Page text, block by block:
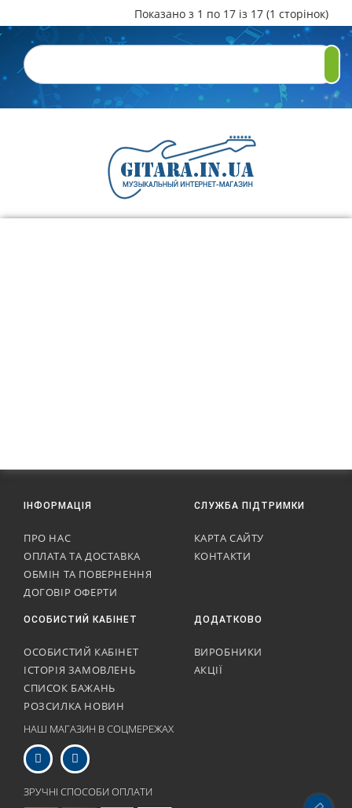
Показано з 1 по 17 із 17 (1 сторінок)
ІНФОРМАЦІЯ
ПРО НАС
ОПЛАТА ТА ДОСТАВКА
ОБМІН ТА ПОВЕРНЕННЯ
ДОГОВІР ОФЕРТИ
СЛУЖБА ПІДТРИМКИ
КАРТА САЙТУ
КОНТАКТИ
ОСОБИСТИЙ КАБІНЕТ
ОСОБИСТИЙ КАБІНЕТ
ІСТОРІЯ ЗАМОВЛЕНЬ
СПИСОК БАЖАНЬ
РОЗСИЛКА НОВИН
ДОДАТКОВО
ВИРОБНИКИ
АКЦІЇ
НАШ МАГАЗИН В СОЦМЕРЕЖАХ
ЗРУЧНІ СПОСОБИ ОПЛАТИ